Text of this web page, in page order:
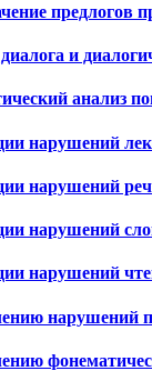
и
анализ
нарушений
нарушений
нарушений
нарушений